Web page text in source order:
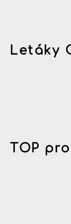
Letáky
TOP